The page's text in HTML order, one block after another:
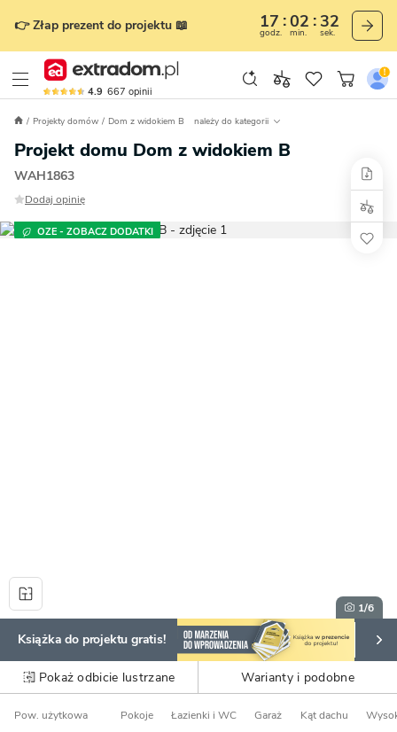
👉 Złap prezent do projektu 📖 17
godz.
02
min.
31
sek.
4.9 667 opinii
Projekty domów Dom z widokiem B należy do kategorii
Projekt domu Dom z widokiem B
WAH1863
Dodaj opinię
OZE - ZOBACZ DODATKI
1/6
Książka do projektu gratis!
Pokaż odbicie lustrzane Warianty i podobne
Pow. użytkowa Pokoje Łazienki i WC Garaż Kąt dachu